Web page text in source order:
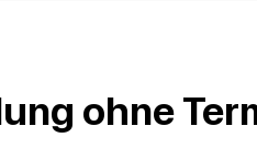
ohne